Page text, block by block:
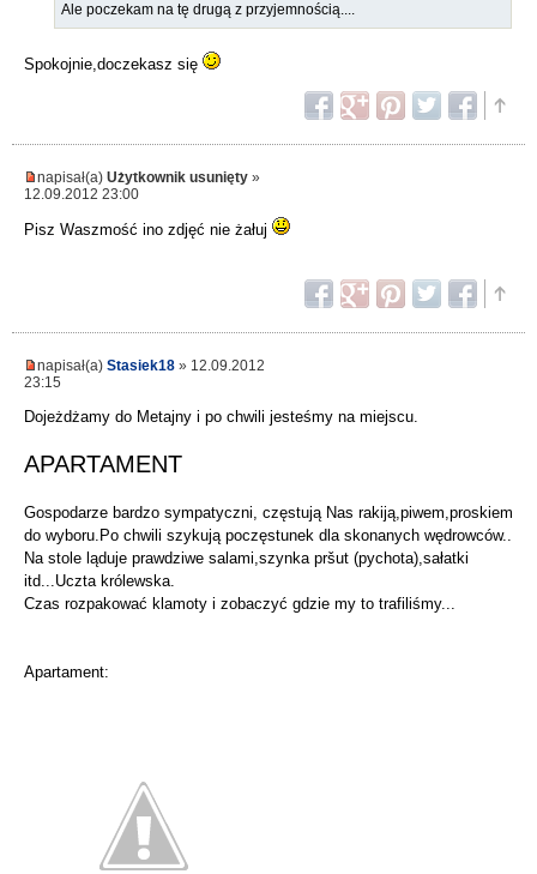
Ale poczekam na tę drugą z przyjemnością....
Spokojnie,doczekasz się
napisał(a) Użytkownik usunięty »
12.09.2012 23:00
Pisz Waszmość ino zdjęć nie żałuj
napisał(a) Stasiek18 » 12.09.2012
23:15
Dojeżdżamy do Metajny i po chwili jesteśmy na miejscu.
APARTAMENT
Gospodarze bardzo sympatyczni, częstują Nas rakiją,piwem,proskiem
do wyboru.Po chwili szykują poczęstunek dla skonanych wędrowców..
Na stole ląduje prawdziwe salami,szynka pršut (pychota),sałatki
itd...Uczta królewska.
Czas rozpakować klamoty i zobaczyć gdzie my to trafiliśmy...
Apartament: